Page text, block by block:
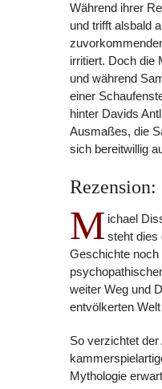
Während ihrer
und trifft alsbald
irritiert. Doch die
und während
einer
hinter Davids
Ausmaßes, die
sich bereitwillig
Rezension:
M ichael
steht dies
Geschichte noch
weiter Weg und
entvölkerten
So verzichtet
Mythologie